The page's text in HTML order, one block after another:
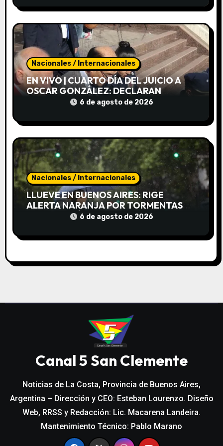
r
a
d
a
s
Nacionales / Internacionales
EN VIVO | CUARTO DÍA DEL JUICIO A
OSCAR GONZÁLEZ: DECLARAN
AUTOMOVILISTAS QUE CIRCULABAN
CHOQUE
6 de agosto de 2026
Nacionales / Internacionales
LLUEVE EN BUENOS AIRES: RIGE
ALERTA NARANJA POR TORMENTAS
FUERTES, RÁFAGAS Y UN BRUSCO
6 de agosto de 2026
Canal 5 San Clemente
Noticias de La Costa, Provincia de Buenos Aires,
Argentina – Dirección y CEO: Esteban Lourenzo. Diseño
Web, RRSS y Redacción: Lic. Macarena Landeira.
Mantenimiento Técnico: Pablo Marano